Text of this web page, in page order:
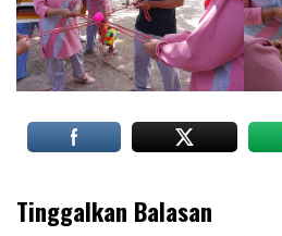
Tinggalkan Balasan